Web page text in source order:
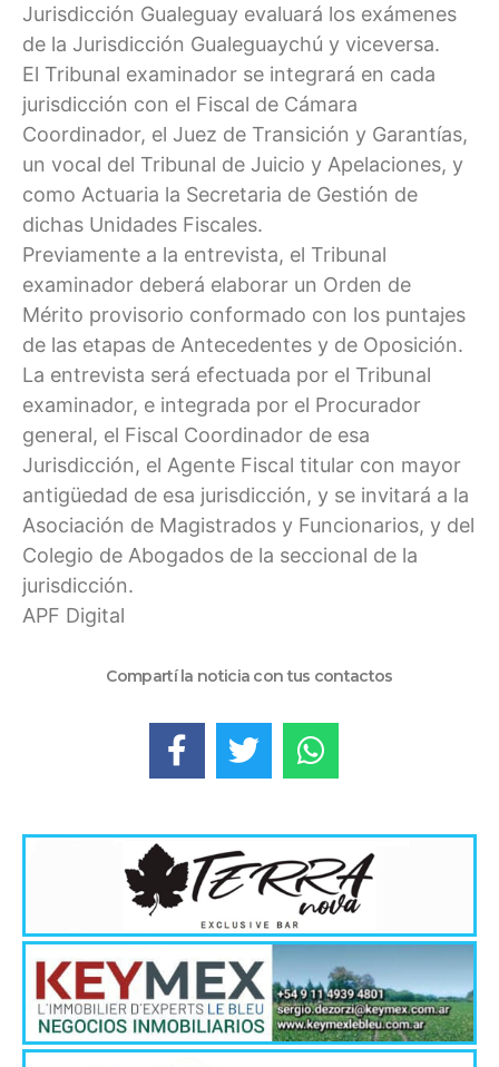
Jurisdicción Gualeguay evaluará los exámenes
de la Jurisdicción Gualeguaychú y viceversa.
El Tribunal examinador se integrará en cada
jurisdicción con el Fiscal de Cámara
Coordinador, el Juez de Transición y Garantías,
un vocal del Tribunal de Juicio y Apelaciones, y
como Actuaria la Secretaria de Gestión de
dichas Unidades Fiscales.
Previamente a la entrevista, el Tribunal
examinador deberá elaborar un Orden de
Mérito provisorio conformado con los puntajes
de las etapas de Antecedentes y de Oposición.
La entrevista será efectuada por el Tribunal
examinador, e integrada por el Procurador
general, el Fiscal Coordinador de esa
Jurisdicción, el Agente Fiscal titular con mayor
antigüedad de esa jurisdicción, y se invitará a la
Asociación de Magistrados y Funcionarios, y del
Colegio de Abogados de la seccional de la
jurisdicción.
APF Digital
Compartí la noticia con tus contactos